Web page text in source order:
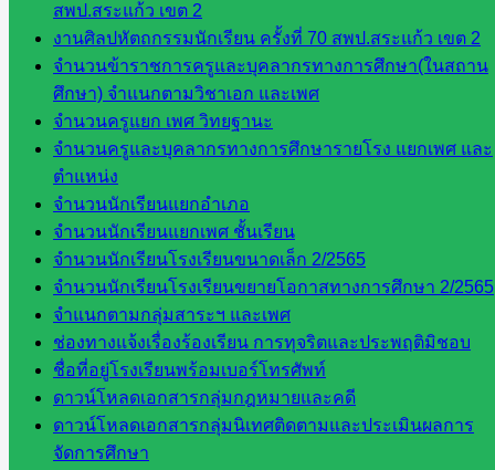
สพป.สระแก้ว เขต 2
งานศิลปหัตถกรรมนักเรียน ครั้งที่ 70 สพป.สระแก้ว เขต 2
จำนวนข้าราชการครูและบุคลากรทางการศึกษา(ในสถาน
ศึกษา) จำแนกตามวิชาเอก และเพศ
จำนวนครูแยก เพศ วิทยฐานะ
จำนวนครูและบุคลากรทางการศึกษารายโรง แยกเพศ และ
ตำแหน่ง
จำนวนนักเรียนแยกอำเภอ
จำนวนนักเรียนแยกเพศ ชั้นเรียน
จำนวนนักเรียนโรงเรียนขนาดเล็ก 2/2565
จำนวนนักเรียนโรงเรียนขยายโอกาสทางการศึกษา 2/2565
จำแนกตามกลุ่มสาระฯ และเพศ
ช่องทางแจ้งเรื่องร้องเรียน การทุจริตและประพฤติมิชอบ
ชื่อที่อยู่โรงเรียนพร้อมเบอร์โทรศัพท์
ดาวน์โหลดเอกสารกลุ่มกฎหมายและคดี
ดาวน์โหลดเอกสารกลุ่มนิเทศติดตามและประเมินผลการ
จัดการศึกษา
ดร.สราว
ดี เพ็งศรี
โคตร
เว็บไซต์
คณะ
กรรมการ
ก.ต.ป.น.
เว็บไซต์
อ.ค.ก.ศ.เขต
พื้นที่การ
ศึกษา
ดาวน์โหลด
เอกสาร